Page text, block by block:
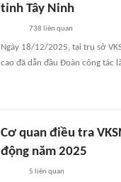
tỉnh Tây Ninh
738 liên quan
Ngày 18/12/2025, tại trụ sở
cao đã dẫn đầu Đoàn công tác
Cơ quan điều tra
động năm 2025
5 liên quan